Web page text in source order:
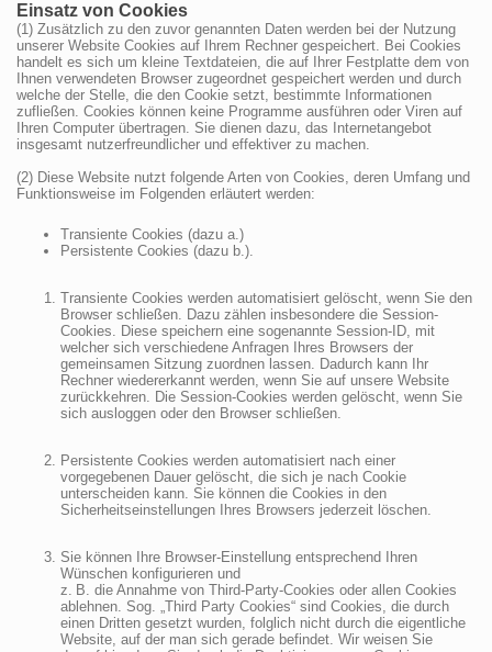
Einsatz von Cookies
(1) Zusätzlich zu den zuvor genannten Daten werden bei der Nutzung
unserer Website Cookies auf Ihrem Rechner gespeichert. Bei Cookies
handelt es sich um kleine Textdateien, die auf Ihrer Festplatte dem von
Ihnen verwendeten Browser zugeordnet gespeichert werden und durch
welche der Stelle, die den Cookie setzt, bestimmte Informationen
zufließen. Cookies können keine Programme ausführen oder Viren auf
Ihren Computer übertragen. Sie dienen dazu, das Internetangebot
insgesamt nutzerfreundlicher und effektiver zu machen.
(2) Diese Website nutzt folgende Arten von Cookies, deren Umfang und
Funktionsweise im Folgenden erläutert werden:
Transiente Cookies (dazu a.)
Persistente Cookies (dazu b.).
Transiente Cookies werden automatisiert gelöscht, wenn Sie den
Browser schließen. Dazu zählen insbesondere die Session-
Cookies. Diese speichern eine sogenannte Session-ID, mit
welcher sich verschiedene Anfragen Ihres Browsers der
gemeinsamen Sitzung zuordnen lassen. Dadurch kann Ihr
Rechner wiedererkannt werden, wenn Sie auf unsere Website
zurückkehren. Die Session-Cookies werden gelöscht, wenn Sie
sich ausloggen oder den Browser schließen.
Persistente Cookies werden automatisiert nach einer
vorgegebenen Dauer gelöscht, die sich je nach Cookie
unterscheiden kann. Sie können die Cookies in den
Sicherheitseinstellungen Ihres Browsers jederzeit löschen.
Sie können Ihre Browser-Einstellung entsprechend Ihren
Wünschen konfigurieren und
z. B. die Annahme von Third-Party-Cookies oder allen Cookies
ablehnen. Sog. „Third Party Cookies“ sind Cookies, die durch
einen Dritten gesetzt wurden, folglich nicht durch die eigentliche
Website, auf der man sich gerade befindet. Wir weisen Sie